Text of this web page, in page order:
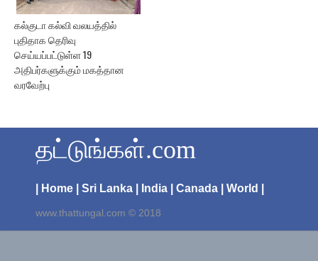
கல்குடா கல்வி வலயத்தில்
புதிதாக தெரிவு
செய்யப்பட்டுள்ள 19
அதிபர்களுக்கும் மகத்தான
வரவேற்பு
தட்டுங்கள்.com
| Home | Sri Lanka | India | Canada | World |
www.thattungal.com © 2018